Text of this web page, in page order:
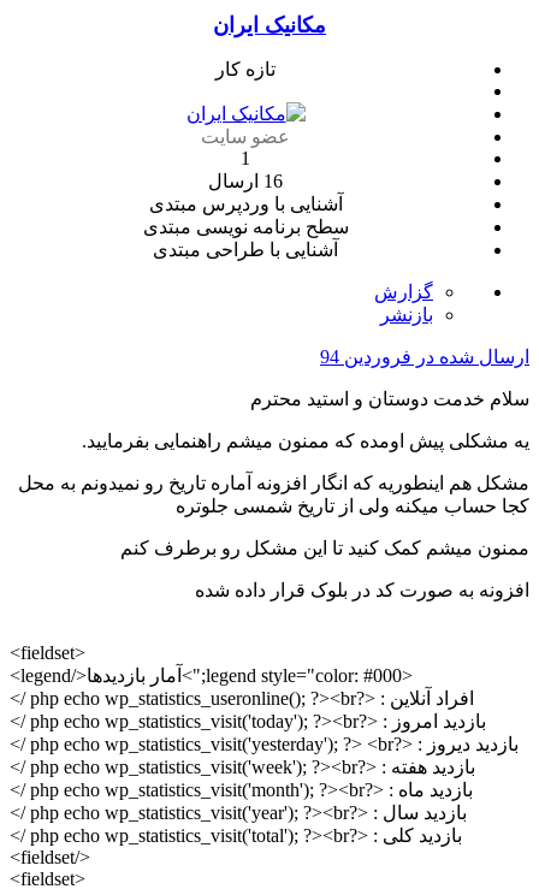
مکانیک ایران
تازه کار
عضو سایت
1
16 ارسال
آشنایی با وردپرس مبتدی
سطح برنامه نویسی مبتدی
آشنایی با طراحی مبتدی
گزارش
بازنشر
ارسال شده در فروردین 94
سلام خدمت دوستان و استید محترم
یه مشکلی پیش اومده که ممنون میشم راهنمایی بفرمایید.
مشکل هم اینطوریه که انگار افزونه آماره تاریخ رو نمیدونم به محل
کجا حساب میکنه ولی از تاریخ شمسی جلوتره
ممنون میشم کمک کنید تا این مشکل رو برطرف کنم
افزونه به صورت کد در بلوک قرار داده شده
<fieldset>
<legend style="color: #000;">آمار بازديدها</legend>
افراد آنلاين : <?php echo wp_statistics_useronline(); ?><br />
بازدید امروز : <?php echo wp_statistics_visit('today'); ?><br />
بازدید دیروز : <?php echo wp_statistics_visit('yesterday'); ?> <br />
بازدید هفته : <?php echo wp_statistics_visit('week'); ?><br />
بازدید ماه : <?php echo wp_statistics_visit('month'); ?><br />
بازدید سال : <?php echo wp_statistics_visit('year'); ?><br />
بازدید کلی : <?php echo wp_statistics_visit('total'); ?><br />
</fieldset>
<fieldset>